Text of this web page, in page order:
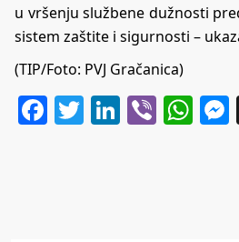
u vršenju službene dužnosti
sistem zaštite i sigurnosti –
(TIP/Foto: PVJ Gračanica)
Facebook
Twitter
LinkedIn
Viber